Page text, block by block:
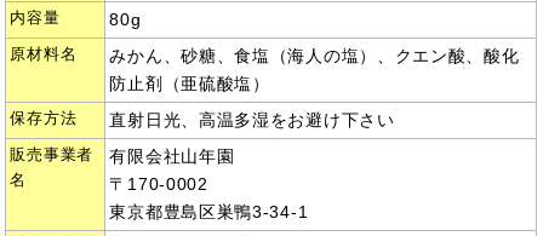
内容量 80g
原材料名
みかん、砂糖、食塩（海人の塩）、クエン酸、酸化
防止剤（亜硫酸塩）
保存方法 直射日光、高温多湿をお避け下さい
販売事業者
名
有限会社山年園
〒170-0002
東京都豊島区巣鴨3-34-1